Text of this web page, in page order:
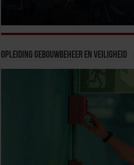
Opleiding Gebouwbeheer en veiligheid